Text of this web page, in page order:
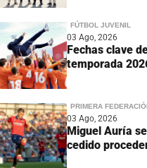
FÚTBOL JUVENIL
03 Ago, 2026
Fechas clave
temporada
PRIMERA
03 Ago, 2026
Miguel Auría
cedido